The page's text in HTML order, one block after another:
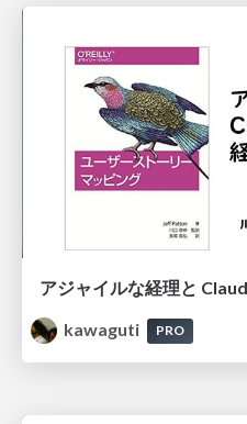
アジャイルな経理と
kawaguti
PRO